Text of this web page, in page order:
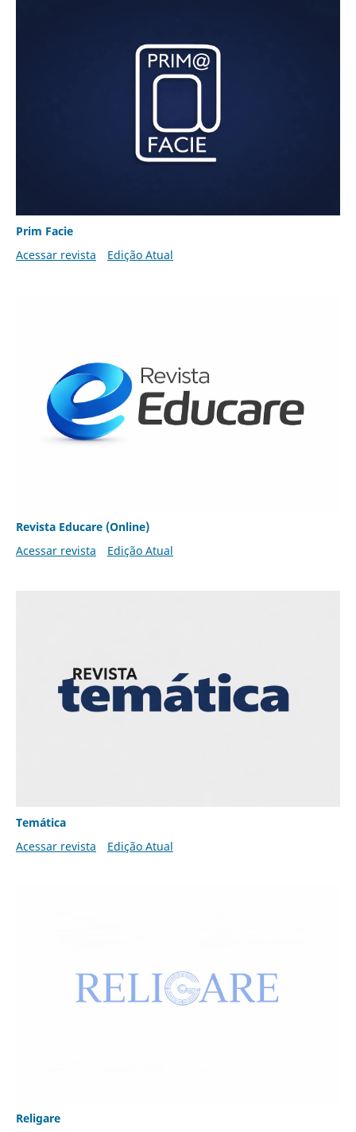
Prim Facie
Acessar revista
Edição Atual
Revista Educare (Online)
Acessar revista
Edição Atual
Temática
Acessar revista
Edição Atual
Religare